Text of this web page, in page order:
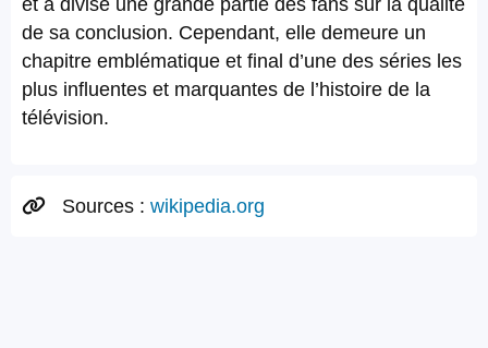
et a divisé une grande partie des fans sur la qualité
de sa conclusion. Cependant, elle demeure un
chapitre emblématique et final d’une des séries les
plus influentes et marquantes de l’histoire de la
télévision.
Sources : wikipedia.org